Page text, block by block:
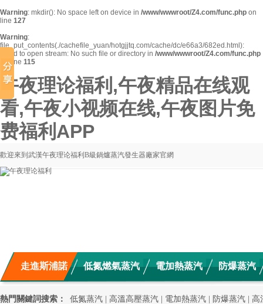
Warning: mkdir(): No space left on device in /www/wwwroot/Z4.com/func.php on
line 127
Warning:
file_put_contents(./cachefile_yuan/hotgjjtq.com/cache/dc/e66a3/682ed.html):
failed to open stream: No such file or directory in /www/wwwroot/Z4.com/func.php
on line 115
午夜理论福利,午夜精品在线观
看,午夜小视频在线,午夜图片免
费福利APP
歡迎來到武漢午夜理论福利B級鍋爐蒸汽發生器廠家官網
走進斯浦諾 低氮燃氣蒸汽 電加熱蒸汽 防爆蒸汽
新聞動態 混凝土養護 應用案例 高溫高壓蒸汽
熱門關鍵詞搜索： 低氮蒸汽 高溫高壓蒸汽 電加熱蒸汽 防爆蒸汽 高